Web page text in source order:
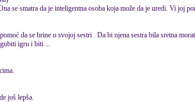
se smatra da je inteligentna osoba koja može da je uredi. Vi joj
da se brine o svojoj sestri . Da bi njena sestra bila sretna
igru i biti ...
još lepša.